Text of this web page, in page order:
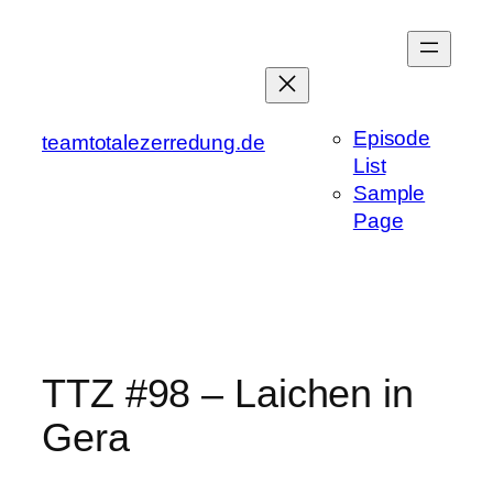
teamtotalezerredung.de
Episode
List
Sample
Page
TTZ #98 – Laichen in
Gera